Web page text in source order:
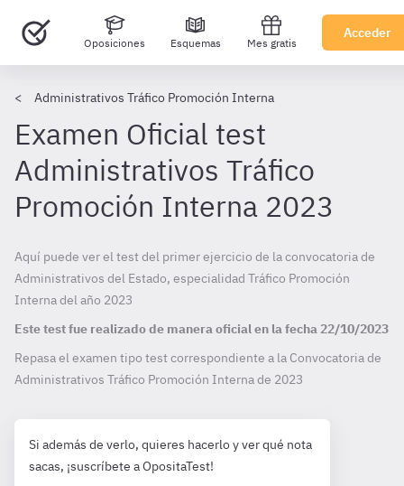
Oposiciones Esquemas Mes gratis
Acceder
Administrativos Tráfico Promoción Interna
Examen Oficial test
Administrativos Tráfico
Promoción Interna 2023
Aquí puede ver el test del primer ejercicio de la convocatoria de
Administrativos del Estado, especialidad Tráfico Promoción
Interna del año 2023
Este test fue realizado de manera oficial en la fecha 22/10/2023
Repasa el examen tipo test correspondiente a la Convocatoria de
Administrativos Tráfico Promoción Interna de 2023
Si además de verlo, quieres hacerlo y ver qué nota
sacas, ¡suscríbete a OpositaTest!